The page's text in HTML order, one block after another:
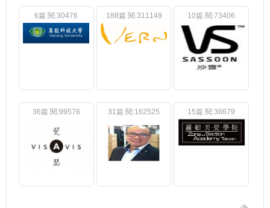
6篇 閱:30476 188篇 閱:311149 10篇 閱:73406
36篇 閱:99576 31篇 閱:162525 15篇 閱:36679